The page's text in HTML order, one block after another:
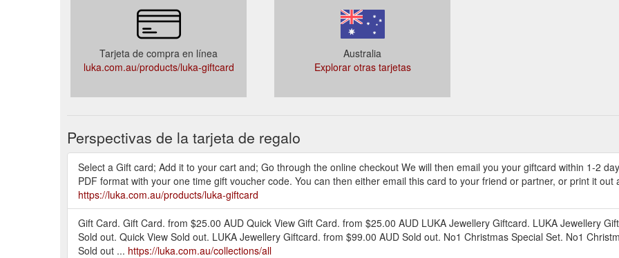
Tarjeta de compra en línea
luka.com.au/products/luka-giftcard
Australia
Explorar otras tarjetas
Perspectivas de la tarjeta de regalo
Select a Gift card; Add it to your cart and; Go through the online checkout We will then email you your giftcard within 1-2
PDF format with your one time gift voucher code. You can then either email this card to your friend or partner, or print it out
https://luka.com.au/products/luka-giftcard
Gift Card. Gift Card. from $25.00 AUD Quick View Gift Card. from $25.00 AUD LUKA Jewellery Giftcard. LUKA Jewellery
Sold out. Quick View Sold out. LUKA Jewellery Giftcard. from $99.00 AUD Sold out. No1 Christmas Special Set. No1
Sold out ... https://luka.com.au/collections/all